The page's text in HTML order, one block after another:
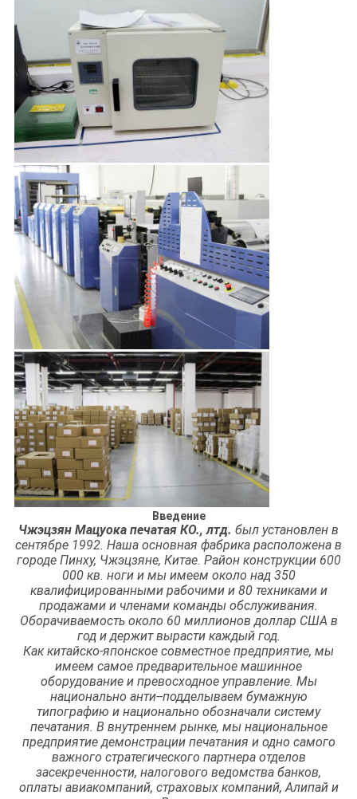
Введение
Чжэцзян Мацуока печатая КО., лтд. был установлен в
сентябре 1992. Наша основная фабрика расположена в
городе Пинху, Чжэцзяне, Китае. Район конструкции 600
000 кв. ноги и мы имеем около над 350
квалифицированными рабочими и 80 техниками и
продажами и членами команды обслуживания.
Оборачиваемость около 60 миллионов доллар США в
год и держит вырасти каждый год.
Как китайско-японское совместное предприятие, мы
имеем самое предварительное машинное
оборудование и превосходное управление. Мы
национально анти--подделываем бумажную
типографию и национально обозначали систему
печатания. В внутреннем рынке, мы национальное
предприятие демонстрации печатания и одно самого
важного стратегического партнера отделов
засекреченности, налогового ведомства банков,
оплаты авиакомпаний, страховых компаний, Алипай и